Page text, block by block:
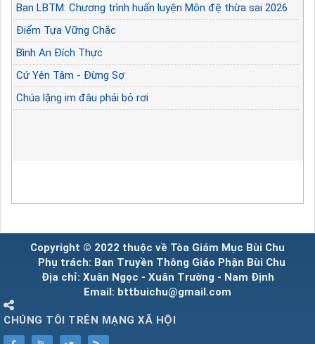
Ban LBTM: Chương trình huấn luyện Môn đệ thừa sai 2026
Điểm Tựa Vững Chắc
Bình An Đích Thực
Cứ Yên Tâm - Đừng Sợ
Chúa lặng im đâu phải bỏ rơi
Copyright © 2022 thuộc về Tòa Giám Mục Bùi Chu
Phụ trách: Ban Truyền Thông Giáo Phận Bùi Chu
Địa chỉ: Xuân Ngọc - Xuân Trường - Nam Định
Email: bttbuichu@gmail.com
CHÚNG TÔI TRÊN MẠNG XÃ HỘI